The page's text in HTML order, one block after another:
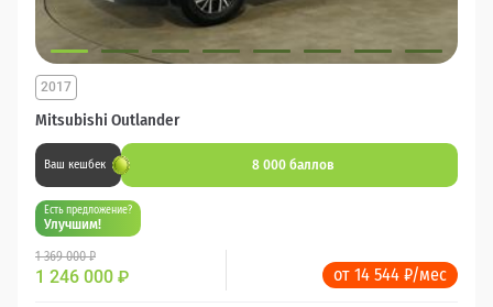
Mitsubishi Outlander
2017
Ваш кешбек 8 000 баллов
Есть предложение?
Улучшим!
1 369 000 ₽
1 246 000 ₽ от 14 544 ₽/мес